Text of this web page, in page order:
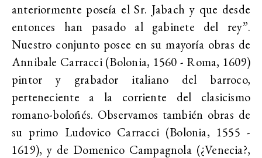
anteriormente poseía el Sr. Jabach y que desde
entonces han pasado al gabinete del rey”.
Nuestro conjunto posee en su mayoría obras de
Annibale Carracci (Bolonia, 1560 - Roma, 1609)
pintor y grabador italiano del barroco,
perteneciente a la corriente del clasicismo
romano-boloñés. Observamos también obras de
su primo Ludovico Carracci (Bolonia, 1555 -
1619), y de Domenico Campagnola (¿Venecia?,